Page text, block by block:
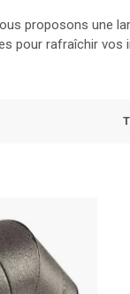
proposons une
pour rafraîchir vos
Louis Spriet et